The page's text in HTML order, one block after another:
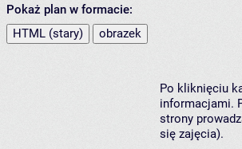
Pokaż plan w formacie:
HTML (stary)
obrazek
Po kliknięciu
informacjami.
strony
się zajęcia).